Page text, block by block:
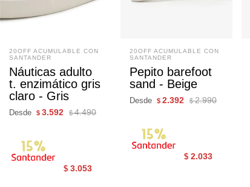
20OFF ACUMULABLE CON
SANTANDER
Náuticas adulto
t. enzimático gris
claro - Gris
Desde $ 3.592 $ 4.490
$ 3.053
20OFF ACUMULABLE CON
SANTANDER
Pepito barefoot
sand - Beige
Desde$ 2.392 $ 2.990
$ 2.033